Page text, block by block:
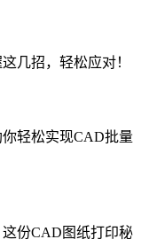
几招，轻松应对！
轻松实现CAD批量
份CAD图纸打印秘